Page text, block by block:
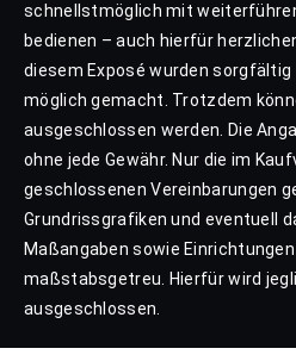
schnellstmöglich mit
bedienen – auch hierfür
diesem Exposé wurden
möglich gemacht. Trotzdem
ausgeschlossen werden. Die
ohne jede Gewähr. Nur die im
geschlossenen Vereinbarungen
Grundrissgrafiken und eventuell
Maßangaben sowie
maßstabsgetreu. Hierfür wird
ausgeschlossen.